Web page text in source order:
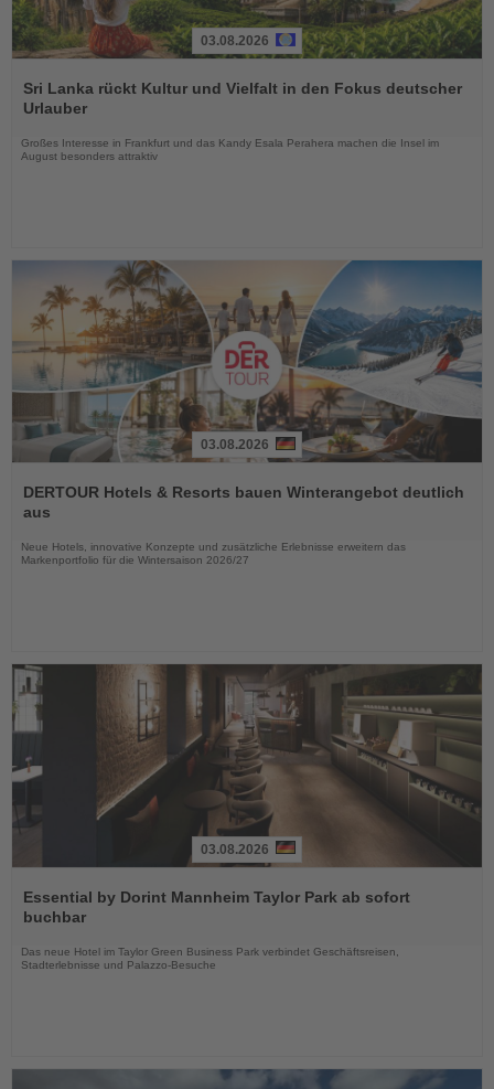
Sie
die
03.08.2026
Sri Lanka rückt Kultur und Vielfalt in den Fokus deutscher
Urlauber
Großes Interesse in Frankfurt und das Kandy Esala Perahera machen die Insel im
August besonders attraktiv
Sie
die
03.08.2026
DERTOUR Hotels & Resorts bauen Winterangebot deutlich
aus
Neue Hotels, innovative Konzepte und zusätzliche Erlebnisse erweitern das
Markenportfolio für die Wintersaison 2026/27
Sie
die
03.08.2026
Essential by Dorint Mannheim Taylor Park ab sofort
buchbar
Das neue Hotel im Taylor Green Business Park verbindet Geschäftsreisen,
Stadterlebnisse und Palazzo-Besuche